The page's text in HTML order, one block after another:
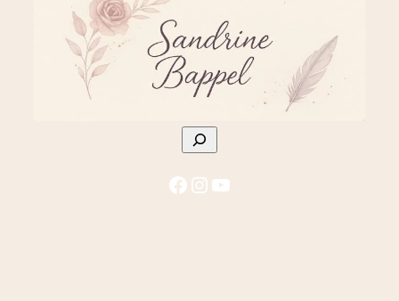
Rechercher
Facebook
Instagram
YouTube